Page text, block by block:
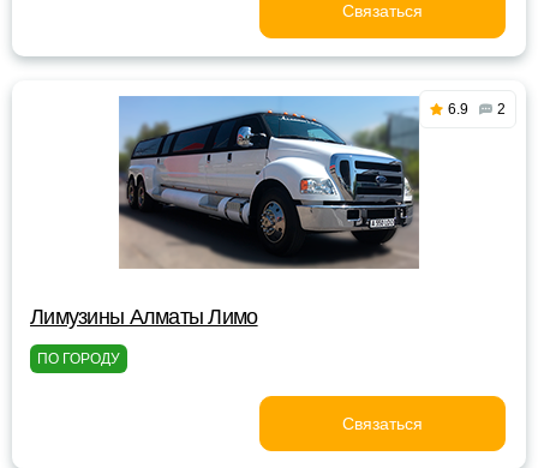
Связаться
6.9 2
Лимузины Алматы Лимо
ПО ГОРОДУ
Связаться